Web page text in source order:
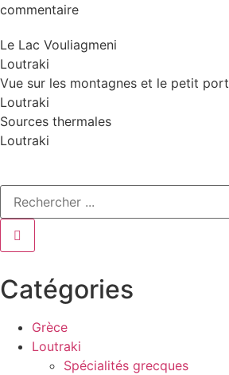
commentaire
Le Lac Vouliagmeni
Loutraki
Vue sur les montagnes et le petit port
Loutraki
Sources thermales
Loutraki
Catégories
Grèce
Loutraki
Spécialités grecques